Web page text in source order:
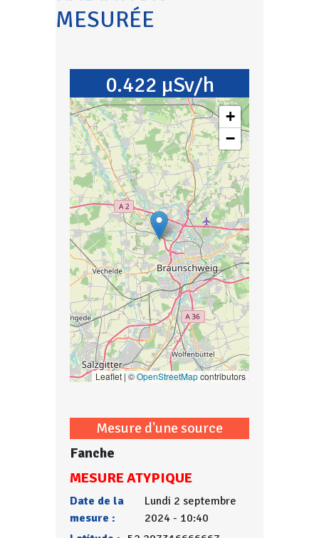
MESURÉE
0.422 µSv/h
+
−
Leaflet | ©OpenStreetMapcontributors
Mesure d'une source
Fanche
MESURE ATYPIQUE
Date de la
mesure :
Lundi 2 septembre
2024 - 10:40